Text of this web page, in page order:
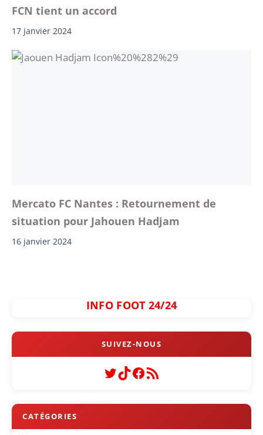
FCN tient un accord
17 janvier 2024
Mercato FC Nantes : Retournement de
situation pour Jahouen Hadjam
16 janvier 2024
INFO FOOT 24/24
Twitter
TikTok
Facebook
Flux RSS